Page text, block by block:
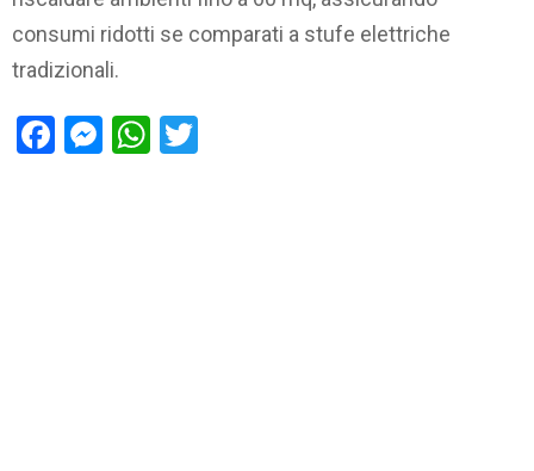
consumi ridotti se comparati a stufe elettriche
tradizionali.
Facebook
Messenger
WhatsApp